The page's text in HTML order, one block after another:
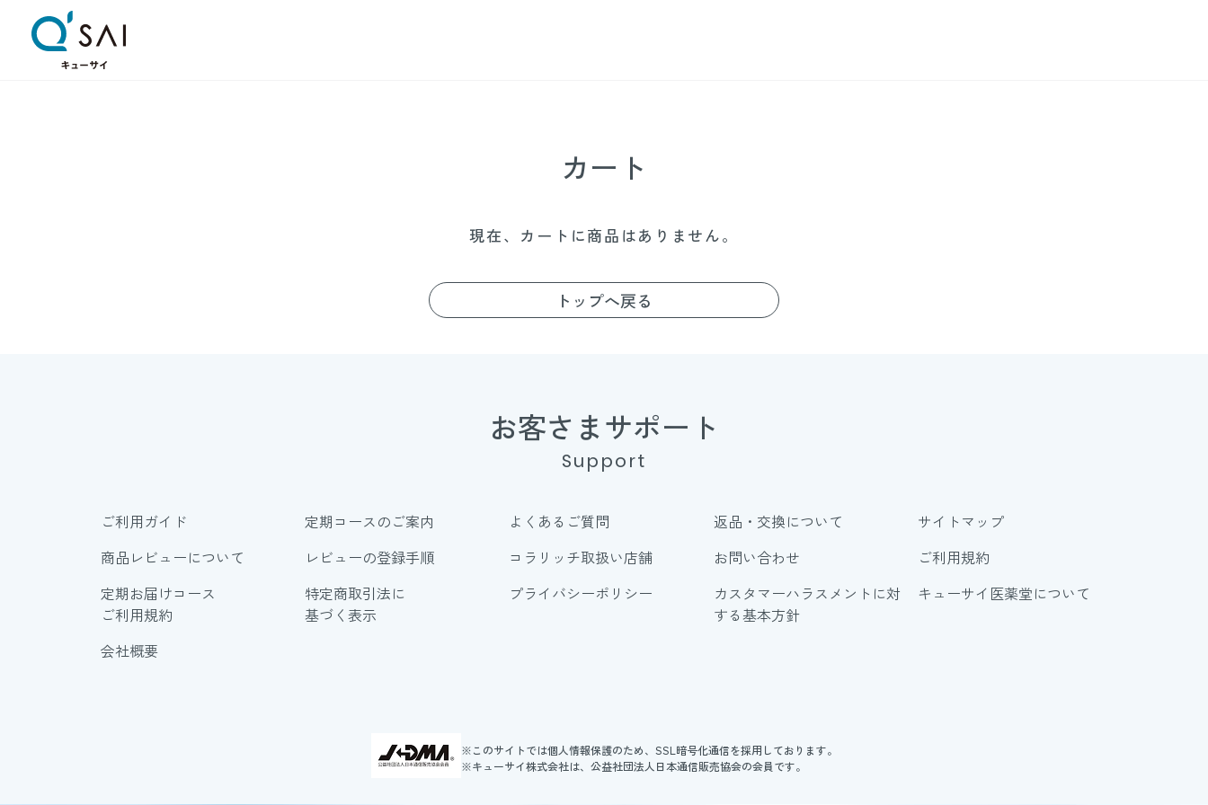
カート
現在、カートに商品はありません。
トップへ戻る
お客さまサポート
Support
ご利用ガイド
ご利用規約
定期コースのご案内
定期お届けコース
ご利用規約
よくあるご質問
特定商取引法に
基づく表示
返品・交換について
プライバシーポリシー
サイトマップ
カスタマーハラスメントに対
する基本方針
商品レビューについて
レビューの登録手順
キューサイ医薬堂について
コラリッチ取扱い店舗
会社概要
お問い合わせ
※このサイトでは個人情報保護のため、SSL暗号化通信を採用しております。
※キューサイ株式会社は、公益社団法人日本通信販売協会の会員です。